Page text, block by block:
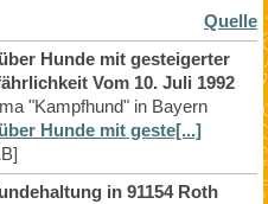
Quelle
Hunde mit gesteigerter
Vom 10. Juli 1992
"Kampfhund" in Bayern
Hunde mit geste[...]
in 91154 Roth